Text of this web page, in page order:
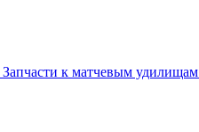
Запчасти к матчевым удилищам